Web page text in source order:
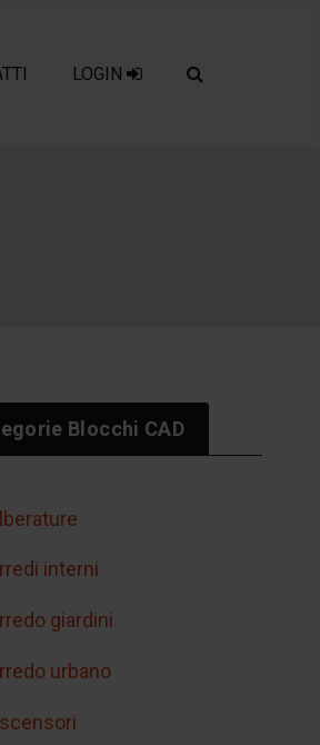
LOGIN
Blocchi CAD
interni
giardini
urbano